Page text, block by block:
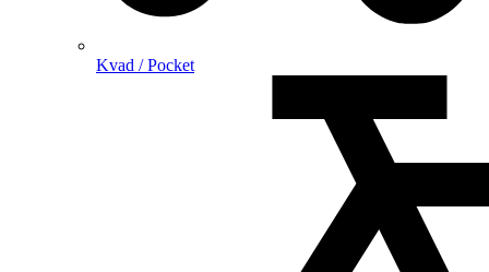
Kvad / Pocket